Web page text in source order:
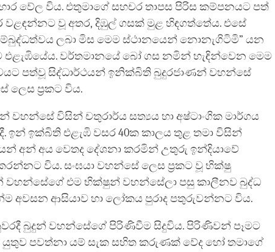
වේල විය. එතුමාගේ සහචර තාපස පිරිස කම්පනයට පත්
වූ අතර, දිඹුල් ගසක් මුළ හිඳගත්තේය. එසේ
ලබා මිස මෙම ස්ථානයෙන් නොනැගිටිමි” යන
වර්තමානයේ බෝ ගස නමින් හැඳින්වෙන මෙම
පත්වූ සිද්ධාර්ථයන් ඉනික්බිති බුදුරජාණන් වහන්සේ
ප්‍රකට විය.
වහන්සේ විසින් චතුරාර්ය සත්‍යය හා අෂ්ටාංගික මාර්ගය
ඉන් ඉක්බිති එළැඹි වසර 40ක කාලය තුළ තමා විසින්
අන් අය වෙතද දේශනා කරමින් උතුරු ඉන්දියාවේ
කරන්නට විය. සංඝයා වහන්සේ ලෙස ප්‍රකට වූ භික්ෂු
එම භික්ෂුන් වහන්සේලා පසු කාලීනව බුද්ධ
අවසන ආසියාව හා ලෝකය පුරාද පතුරුවන්නට විය.
බුදුන් වහන්සේගේ පිරිණිවීම සිදුවිය. පිරිණිවන් පෑමට
යුතුව පවත්නා යම් සැක සහිත කරුණක් වේද හෝ තමාගේ